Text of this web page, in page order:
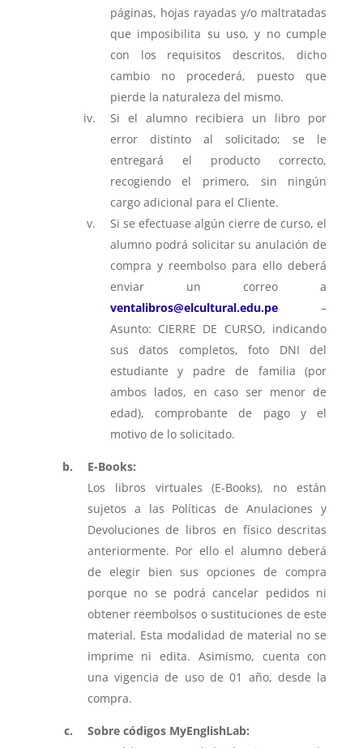
páginas, hojas rayadas y/o maltratadas
que imposibilita su uso, y no cumple
con los requisitos descritos, dicho
cambio no procederá, puesto que
pierde la naturaleza del mismo.
Si el alumno recibiera un libro por
error distinto al solicitado; se le
entregará el producto correcto,
recogiendo el primero, sin ningún
cargo adicional para el Cliente.
Si se efectuase algún cierre de curso, el
alumno podrá solicitar su anulación de
compra y reembolso para ello deberá
enviar un correo a
ventalibros@elcultural.edu.pe–
Asunto: CIERRE DE CURSO, indicando
sus datos completos, foto DNI del
estudiante y padre de familia (por
ambos lados, en caso ser menor de
edad), comprobante de pago y el
motivo de lo solicitado.
E-Books:
Los libros virtuales (E-Books), no están
sujetos a las Políticas de Anulaciones y
Devoluciones de libros en físico descritas
anteriormente. Por ello el alumno deberá
de elegir bien sus opciones de compra
porque no se podrá cancelar pedidos ni
obtener reembolsos o sustituciones de este
material. Esta modalidad de material no se
imprime ni edita. Asimismo, cuenta con
una vigencia de uso de 01 año, desde la
compra.
Sobre códigos MyEnglishLab: